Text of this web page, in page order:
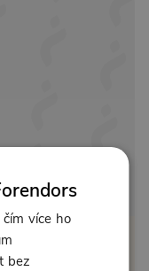
více ho
bez